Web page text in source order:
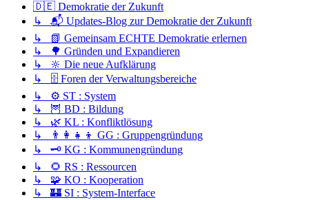
🇩🇪 Demokratie der Zukunft
↳ 📬 Updates-Blog zur Demokratie der Zukunft
↳ 📗 Gemeinsam ECHTE Demokratie erlernen
↳ 🌳 Gründen und Expandieren
↳ 🔆 Die neue Aufklärung
↳ 🗄️ Foren der Verwaltungsbereiche
↳ ⚙️ ST : System
↳ 🦉 BD : Bildung
↳ 🌿 KL : Konfliktlösung
↳ 👨‍👩‍👧‍👦 GG : Gruppengründung
↳ 🗝️ KG : Kommunengründung
↳ 🌻 RS : Ressourcen
↳ 🧩 KO : Kooperation
↳ 🏰 SI : System-Interface